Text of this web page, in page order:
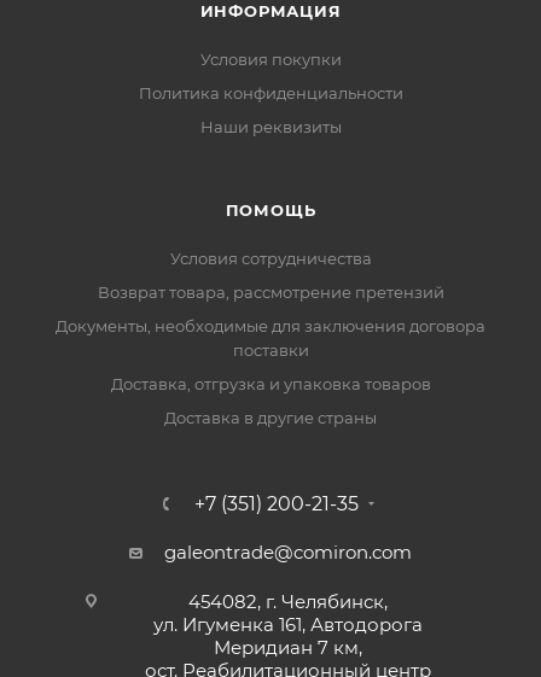
ИНФОРМАЦИЯ
Условия покупки
Политика конфиденциальности
Наши реквизиты
ПОМОЩЬ
Условия сотрудничества
Возврат товара, рассмотрение претензий
Документы, необходимые для заключения договора
поставки
Доставка, отгрузка и упаковка товаров
Доставка в другие страны
+7 (351) 200-21-35
galeontrade@comiron.com
454082, г. Челябинск,
ул. Игуменка 161, Автодорога
Меридиан 7 км,
ост. Реабилитационный центр